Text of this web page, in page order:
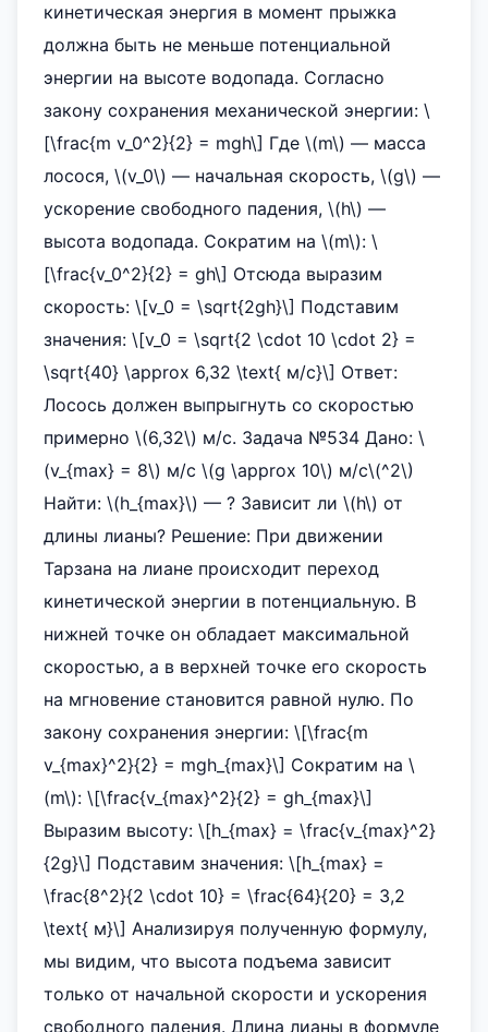
кинетическая энергия в момент прыжка
должна быть не меньше потенциальной
энергии на высоте водопада. Согласно
закону сохранения механической энергии: \
[\frac{m v_0^2}{2} = mgh\] Где \(m\) — масса
лосося, \(v_0\) — начальная скорость, \(g\) —
ускорение свободного падения, \(h\) —
высота водопада. Сократим на \(m\): \
[\frac{v_0^2}{2} = gh\] Отсюда выразим
скорость: \[v_0 = \sqrt{2gh}\] Подставим
значения: \[v_0 = \sqrt{2 \cdot 10 \cdot 2} =
\sqrt{40} \approx 6,32 \text{ м/с}\] Ответ:
Лосось должен выпрыгнуть со скоростью
примерно \(6,32\) м/с. Задача №534 Дано: \
(v_{max} = 8\) м/с \(g \approx 10\) м/с\(^2\)
Найти: \(h_{max}\) — ? Зависит ли \(h\) от
длины лианы? Решение: При движении
Тарзана на лиане происходит переход
кинетической энергии в потенциальную. В
нижней точке он обладает максимальной
скоростью, а в верхней точке его скорость
на мгновение становится равной нулю. По
закону сохранения энергии: \[\frac{m
v_{max}^2}{2} = mgh_{max}\] Сократим на \
(m\): \[\frac{v_{max}^2}{2} = gh_{max}\]
Выразим высоту: \[h_{max} = \frac{v_{max}^2}
{2g}\] Подставим значения: \[h_{max} =
\frac{8^2}{2 \cdot 10} = \frac{64}{20} = 3,2
\text{ м}\] Анализируя полученную формулу,
мы видим, что высота подъема зависит
только от начальной скорости и ускорения
свободного падения. Длина лианы в формуле